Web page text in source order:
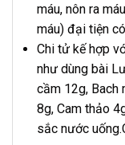
máu, nôn ra
máu) đại tiện
Chi tử kế hợp
như dùng bài
cầm 12g, Bach
8g, Cam thảo
sắc nước